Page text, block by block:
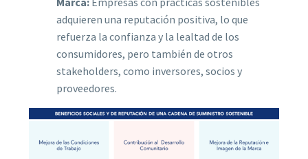
adquieren una reputación positiva, lo que
refuerza la confianza y la lealtad de los
consumidores, pero también de otros
stakeholders, como inversores, socios y
proveedores.